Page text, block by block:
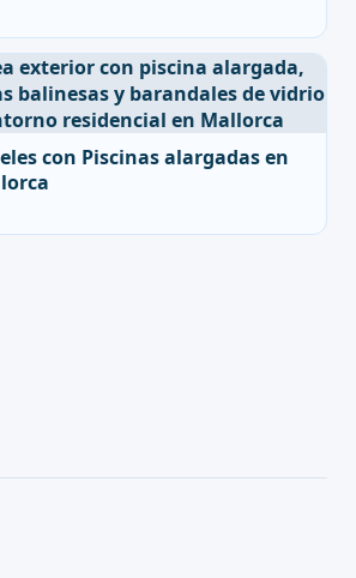
con Piscinas alargadas en